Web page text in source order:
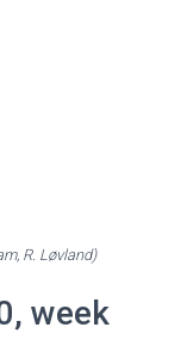
R. Løvland)
week